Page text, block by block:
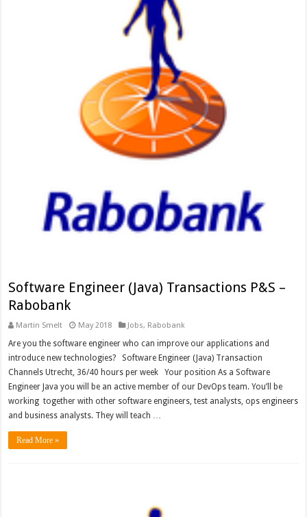
Software Engineer (Java) Transactions P&S –
Rabobank
Martin Smelt May 2018 Jobs, Rabobank
Are you the software engineer who can improve our applications and
introduce new technologies? Software Engineer (Java) Transaction
Channels Utrecht, 36/40 hours per week Your position As a Software
Engineer Java you will be an active member of our DevOps team. You’ll be
working together with other software engineers, test analysts, ops engineers
and business analysts. They will teach …
Read More »